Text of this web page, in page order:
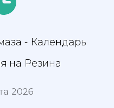
- Календарь
на Резина
2026